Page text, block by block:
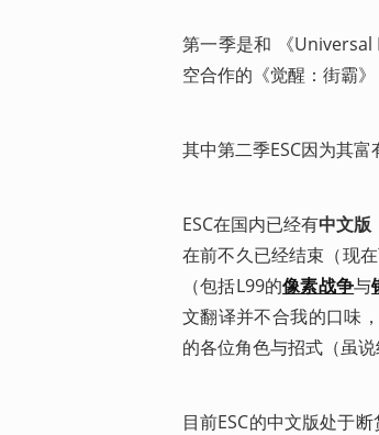
第一季是和 《
空合作的《觉醒：街霸
其中第二季ESC因为其
ESC在国内已经有中文版
在前不久已经结束（现
（包括L99的像素战争与
文翻译并不合我的口味
的各位角色与招式（虽说
目前ESC的中文版处于